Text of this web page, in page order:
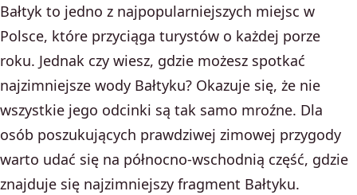
Bałtyk to jedno z najpopularniejszych miejsc w
Polsce, które przyciąga turystów o każdej porze
roku. Jednak czy wiesz, gdzie możesz spotkać
najzimniejsze wody Bałtyku? Okazuje się, że nie
wszystkie jego odcinki są tak samo mroźne. Dla
osób poszukujących prawdziwej zimowej przygody
warto udać się na północno-wschodnią część, gdzie
znajduje się najzimniejszy fragment Bałtyku.